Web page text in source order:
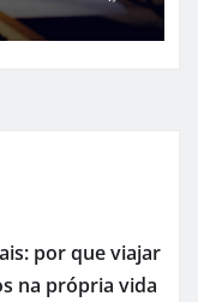
por que viajar
na própria vida